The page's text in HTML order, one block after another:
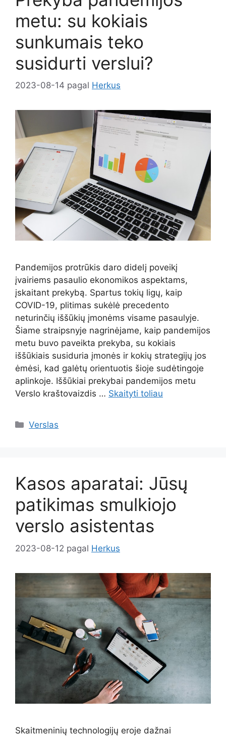
metu: su kokiais
sunkumais teko
susidurti verslui?
2023-08-14 pagal Herkus
Pandemijos protrūkis daro didelį poveikį
įvairiems pasaulio ekonomikos aspektams,
įskaitant prekybą. Spartus tokių ligų, kaip
COVID-19, plitimas sukėlė precedento
neturinčių iššūkių įmonėms visame pasaulyje.
Šiame straipsnyje nagrinėjame, kaip pandemijos
metu buvo paveikta prekyba, su kokiais
iššūkiais susiduria įmonės ir kokių strategijų jos
ėmėsi, kad galėtų orientuotis šioje sudėtingoje
aplinkoje. Iššūkiai prekybai pandemijos metu
Verslo kraštovaizdis … Skaityti toliau
Kategorijos
Verslas
Kasos aparatai: Jūsų
patikimas smulkiojo
verslo asistentas
2023-08-12 pagal Herkus
Skaitmeninių technologijų eroje dažnai